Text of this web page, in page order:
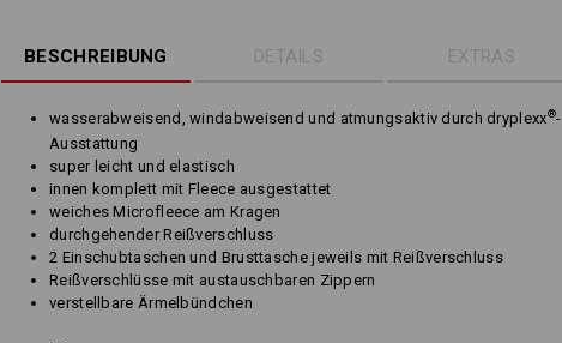
BESCHREIBUNG DETAILS EXTRAS
wasserabweisend, windabweisend und atmungsaktiv durch dryplexx®-
Ausstattung
super leicht und elastisch
innen komplett mit Fleece ausgestattet
weiches Microfleece am Kragen
durchgehender Reißverschluss
2 Einschubtaschen und Brusttasche jeweils mit Reißverschluss
Reißverschlüsse mit austauschbaren Zippern
verstellbare Ärmelbündchen